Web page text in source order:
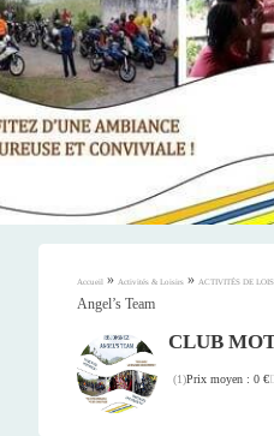
Accueil » Activités & Loisirs » ACTIVITÉS DE
Angel’s Team
CLUB
(1)Prix moyen : 0 €